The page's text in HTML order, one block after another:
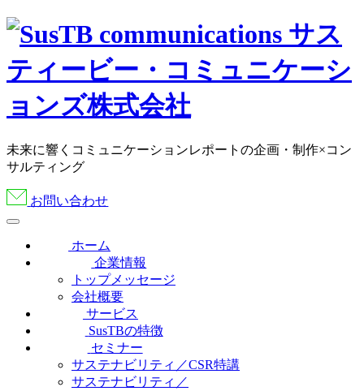
未来に響くコミュニケーションレポートの企画・制作×コン
サルティング
お問い合わせ
ホーム
企業情報
トップメッセージ
会社概要
サービス
SusTBの特徴
セミナー
サステナビリティ／CSR特講
サステナビリティ／